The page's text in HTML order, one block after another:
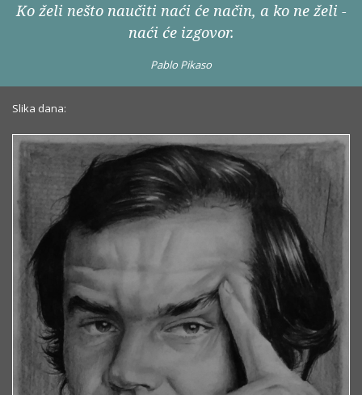
Ko želi nešto naučiti naći će način, a ko ne želi -
naći će izgovor.
Pablo Pikaso
Slika dana: